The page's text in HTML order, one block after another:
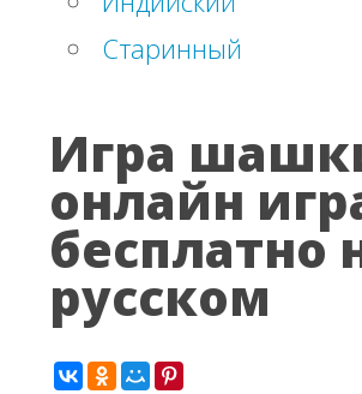
Старинный
Игра
онлайн
бесплатно
русском